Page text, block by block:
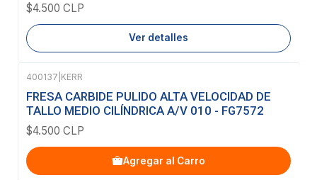
$4.500 CLP
Ver detalles
400137 KERR
FRESA CARBIDE PULIDO ALTA VELOCIDAD DE
TALLO MEDIO CILÍNDRICA A/V 010 - FG7572
$4.500 CLP
Agregar al Carro